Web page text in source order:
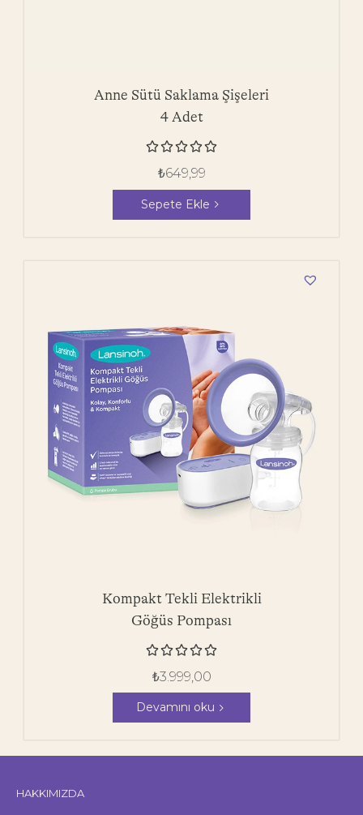
Anne Sütü Saklama Şişeleri
4 Adet

₺649,99
Sepete Ekle
Kompakt Tekli Elektrikli
Göğüs Pompası

₺3.999,00
Devamını oku
HAKKIMIZDA